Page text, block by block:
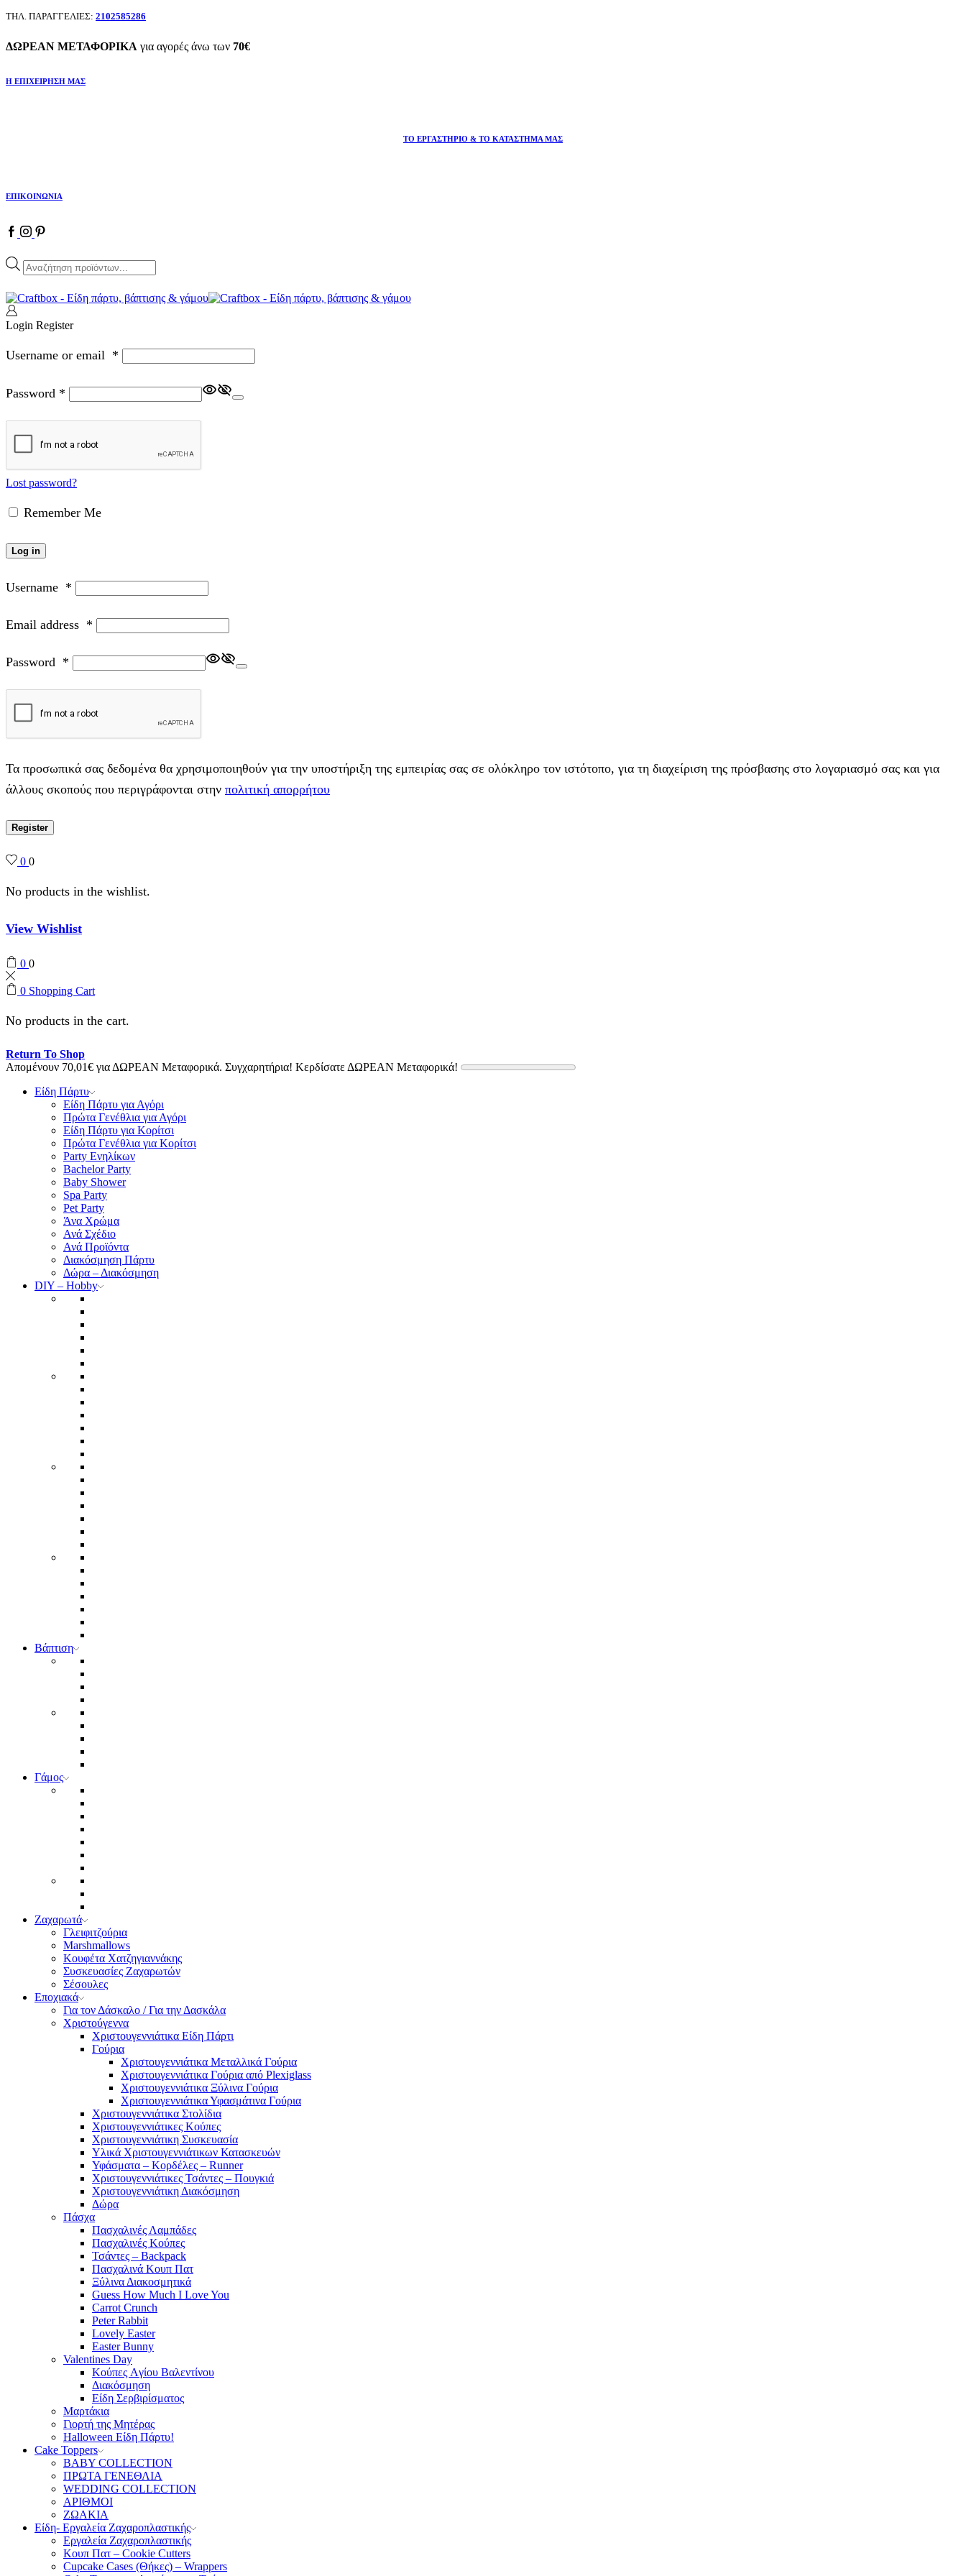
ΤΗΛ. ΠΑΡΑΓΓΕΛΙΕΣ: 2102585286
ΔΩΡΕΑΝ ΜΕΤΑΦΟΡΙΚΑ για αγορές άνω των 70€
Η ΕΠΙΧΕΙΡΗΣΗ ΜΑΣ
ΤΟ ΕΡΓΑΣΤΗΡΙΟ & ΤΟ ΚΑΤΑΣΤΗΜΑ ΜΑΣ
ΕΠΙΚΟΙΝΩΝΙΑ
Facebook
Instagram
Pinterest
Products
search
Login Register
Username or email *
Password *
Lost password?
Remember Me
Log in
Username *
Email address *
Password *
Τα προσωπικά σας δεδομένα θα χρησιμοποιηθούν για την υποστήριξη της εμπειρίας σας σε ολόκληρο τον ιστότοπο, για τη διαχείριση της πρόσβασης στο λογαριασμό σας και για
άλλους σκοπούς που περιγράφονται στην πολιτική απορρήτου
Register
0 0
No products in the wishlist.
View Wishlist
0 0
0 Shopping Cart
No products in the cart.
Return To Shop
Απομένουν 70,01€ για ΔΩΡΕΑΝ Μεταφορικά. Συγχαρητήρια! Κερδίσατε ΔΩΡΕΑΝ Μεταφορικά!
Είδη Πάρτυ
Είδη Πάρτυ για Αγόρι
Πρώτα Γενέθλια για Αγόρι
Είδη Πάρτυ για Κορίτσι
Πρώτα Γενέθλια για Κορίτσι
Party Ενηλίκων
Bachelor Party
Baby Shower
Spa Party
Pet Party
Άνα Χρώμα
Ανά Σχέδιο
Ανά Προϊόντα
Διακόσμηση Πάρτυ
Δώρα – Διακόσμηση
DIY – Hobby
Βάπτιση
Γάμος
Ζαχαρωτά
Γλειφιτζούρια
Marshmallows
Κουφέτα Χατζηγιαννάκης
Συσκευασίες Ζαχαρωτών
Σέσουλες
Εποχιακά
Για τον Δάσκαλο / Για την Δασκάλα
Χριστούγεννα
Χριστουγεννιάτικα Είδη Πάρτι
Γούρια
Χριστουγεννιάτικα Μεταλλικά Γούρια
Χριστουγεννιάτικα Γούρια από Plexiglass
Χριστουγεννιάτικα Ξύλινα Γούρια
Χριστουγεννιάτικα Υφασμάτινα Γούρια
Χριστουγεννιάτικα Στολίδια
Χριστουγεννιάτικες Κούπες
Χριστουγεννιάτικη Συσκευασία
Υλικά Χριστουγεννιάτικων Κατασκευών
Υφάσματα – Κορδέλες – Runner
Χριστουγεννιάτικες Τσάντες – Πουγκιά
Χριστουγεννιάτικη Διακόσμηση
Δώρα
Πάσχα
Πασχαλινές Λαμπάδες
Πασχαλινές Κούπες
Τσάντες – Backpack
Πασχαλινά Κουπ Πατ
Ξύλινα Διακοσμητικά
Guess How Much I Love You
Carrot Crunch
Peter Rabbit
Lovely Easter
Easter Bunny
Valentines Day
Κούπες Aγίου Βαλεντίνου
Διακόσμηση
Είδη Σερβιρίσματος
Μαρτάκια
Γιορτή της Μητέρας
Halloween Είδη Πάρτυ!
Cake Toppers
BABY COLLECTION
ΠΡΩΤΑ ΓΕΝΕΘΛΙΑ
WEDDING COLLECTION
ΑΡΙΘΜΟΙ
ΖΩΑΚΙΑ
Είδη- Εργαλεία Ζαχαροπλαστικής
Εργαλεία Ζαχαροπλαστικής
Κουπ Πατ – Cookie Cutters
Cupcake Cases (Θήκες) – Wrappers